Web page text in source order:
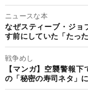
ニュースな本
なぜスティーブ・ジョ
す前にしていた「たっ
戦争めし
【マンガ】空襲警報
の「秘密の寿司ネタ」